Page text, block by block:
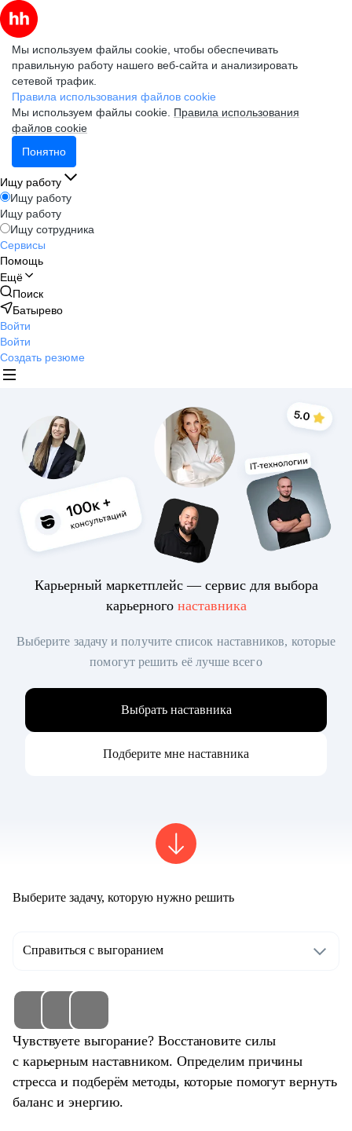
Мы используем файлы cookie, чтобы обеспечивать
правильную работу нашего веб-сайта и анализировать
сетевой трафик.
Правила использования файлов cookie
Мы используем файлы cookie. Правила использования
файлов cookie
Понятно
Ищу работу
Ищу работу
Ищу работу
Ищу сотрудника
Сервисы
Помощь
Ещё
Поиск
Батырево
Войти
Войти
Создать резюме
Карьерный маркетплейс — сервис для выбора
карьерного наставника
Выберите задачу и получите список наставников, которые
помогут решить её лучше всего
Выбрать наставника
Подберите мне наставника
Выберите задачу, которую нужно решить
Справиться с выгоранием
Чувствуете выгорание? Восстановите силы
с карьерным наставником. Определим причины
стресса и подберём методы, которые помогут вернуть
баланс и энергию.